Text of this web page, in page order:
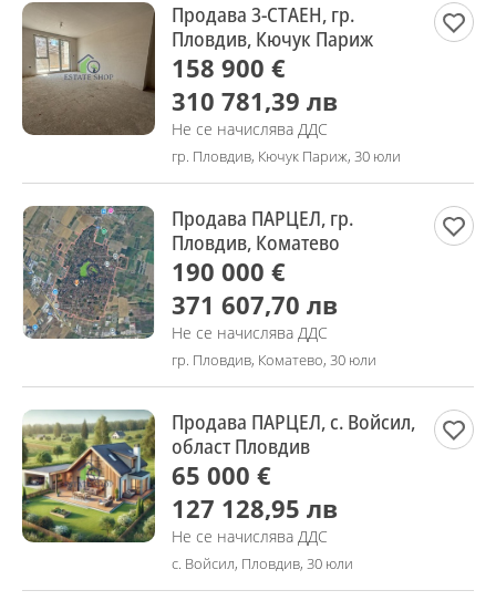
Продава 3-СТАЕН, гр.
Пловдив, Кючук Париж
158 900 €
310 781,39 лв
Не се начислява ДДС
гр. Пловдив, Кючук Париж, 30 юли
Продава ПАРЦЕЛ, гр.
Пловдив, Коматево
190 000 €
371 607,70 лв
Не се начислява ДДС
гр. Пловдив, Коматево, 30 юли
Продава ПАРЦЕЛ, с. Войсил,
област Пловдив
65 000 €
127 128,95 лв
Не се начислява ДДС
с. Войсил, Пловдив, 30 юли